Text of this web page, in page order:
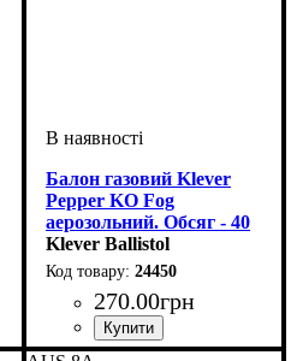
Балон газовий Klever
Pepper KO Fog
аерозольний. Обсяг - 40
мл
Klever Ballistol
24450
270.00грн